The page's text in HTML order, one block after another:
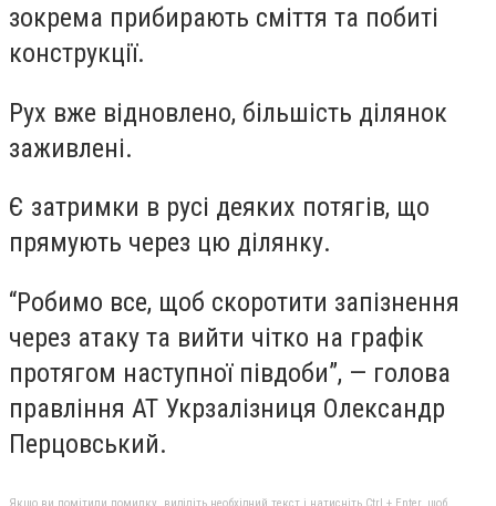
зокрема прибирають сміття та побиті
конструкції.
Рух вже відновлено, більшість ділянок
заживлені.
Є затримки в русі деяких потягів, що
прямують через цю ділянку.
“Робимо все, щоб скоротити запізнення
через атаку та вийти чітко на графік
протягом наступної півдоби”, — голова
правління АТ Укрзалізниця Олександр
Перцовський.
Якщо ви помітили помилку, виділіть необхідний текст і натисніть Ctrl + Enter, щоб